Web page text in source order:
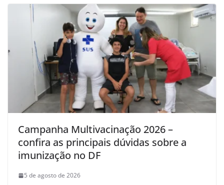
Campanha Multivacinação 2026 –
confira as principais dúvidas sobre a
imunização no DF
5 de agosto de 2026